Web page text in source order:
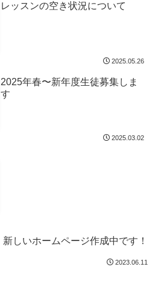
レッスンの空き状況について
2025.05.26
2025年春〜新年度生徒募集しま
す
2025.03.02
新しいホームページ作成中です！
2023.06.11